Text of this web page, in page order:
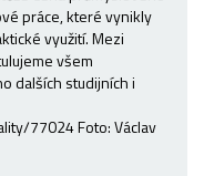
práce, které vynikly
využití. Mezi
všem
dalších studijních i
77024 Foto: Václav